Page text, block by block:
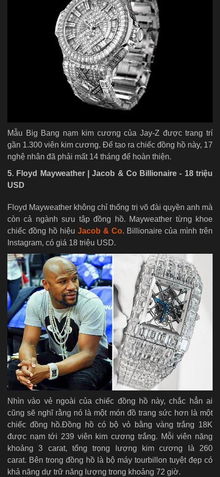
Mẫu Big Bang nạm kim cương của Jay-Z được trang trí
gần 1.300 viên kim cương. Để tạo ra chiếc đồng hồ này, 17
nghệ nhân đã phải mất 14 tháng để hoàn thiện.
5. Floyd Mayweather | Jacob & Co Billionaire - 18 triệu
USD
Floyd Mayweather không chỉ thống trị võ đài quyền anh mà
còn cả ngành sưu tập đồng hồ. Mayweather từng khoe
chiếc đồng hồ hiệu Jacob & Co. Billionaire của mình trên
Instagram, có giá 18 triệu USD.
Nhìn vào vẻ ngoài của chiếc đồng hồ này, chắc hẳn ai
cũng sẽ nghĩ rằng nó là một món đồ trang sức hơn là một
chiếc đồng hồ.Đồng hồ có bộ vỏ bằng vàng trắng 18K
được nạm tới 239 viên kim cương trắng. Mỗi viên nặng
khoảng 3 carat, tổng trọng lượng kim cương là 260
carat. Bên trong đồng hồ là bộ máy tourbillon tuyệt đẹp có
khả năng dự trữ năng lượng trong khoảng 72 giờ.